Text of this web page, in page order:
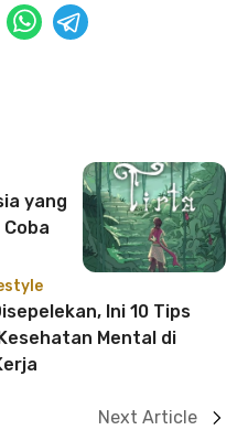
yang
Coba
Ini 10 Tips
Mental di
Next Article